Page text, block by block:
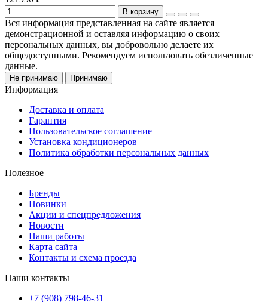
В корзину
Вся информация представленная на сайте является
демонстрационной и оставляя информацию о своих
персональных данных, вы добровольно делаете их
общедоступными. Рекомендуем использовать обезличенные
данные.
Не принимаю Принимаю
Информация
Доставка и оплата
Гарантия
Пользовательское соглашение
Установка кондиционеров
Политика обработки персональных данных
Полезное
Бренды
Новинки
Акции и спецпредложения
Новости
Наши работы
Карта сайта
Контакты и схема проезда
Наши контакты
+7 (908) 798-46-31